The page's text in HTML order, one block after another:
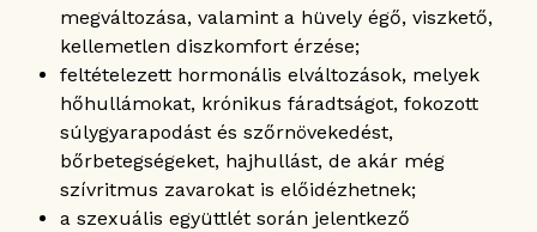
megváltozása, valamint a hüvely égő, viszkető,
kellemetlen diszkomfort érzése;
feltételezett hormonális elváltozások, melyek
hőhullámokat, krónikus fáradtságot, fokozott
súlygyarapodást és szőrnövekedést,
bőrbetegségeket, hajhullást, de akár még
szívritmus zavarokat is előidézhetnek;
a szexuális együttlét során jelentkező